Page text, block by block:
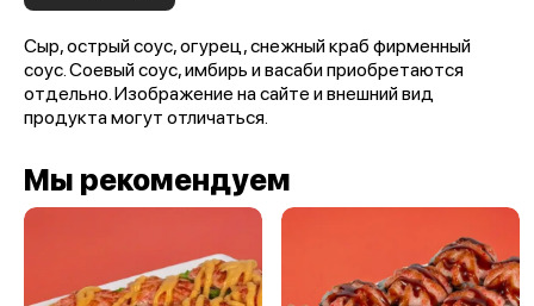
Сыр, острый соус, огурец, снежный краб фирменный
соус. Соевый соус, имбирь и васаби приобретаются
отдельно. Изображение на сайте и внешний вид
продукта могут отличаться.
Мы рекомендуем